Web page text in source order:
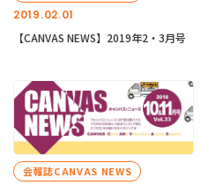
2019.02.01
【CANVAS NEWS】2019年2・3月号
会報誌CANVAS NEWS